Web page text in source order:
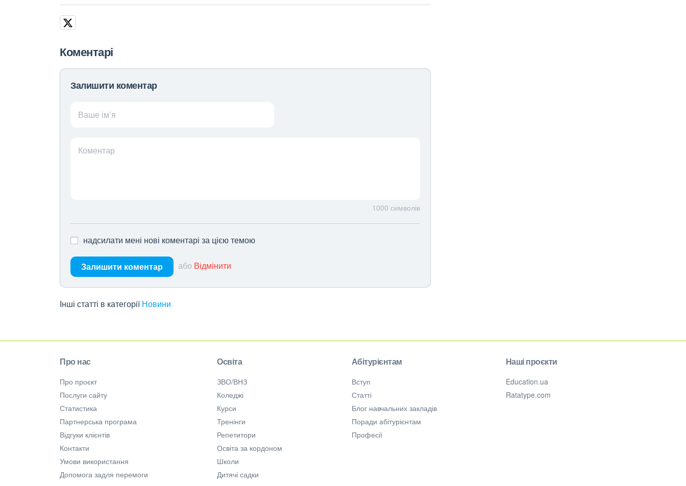
Коментарі
Залишити коментар
Ваше ім’я
Коментар
1000 символів
надсилати мені нові коментарі за цією темою
Залишити коментар або Відмінити
Інші статті в категорії Новини
Про нас
Про проєкт
Послуги сайту
Статистика
Партнерська програма
Відгуки клієнтів
Контакти
Умови використання
Допомога задля перемоги
Освіта
ЗВО/ВНЗ
Коледжі
Курси
Тренінги
Репетитори
Освіта за кордоном
Школи
Дитячі садки
Абітурієнтам
Вступ
Статті
Блог навчальних закладів
Поради абітурієнтам
Професії
Наші проєкти
Education.ua
Ratatype.com